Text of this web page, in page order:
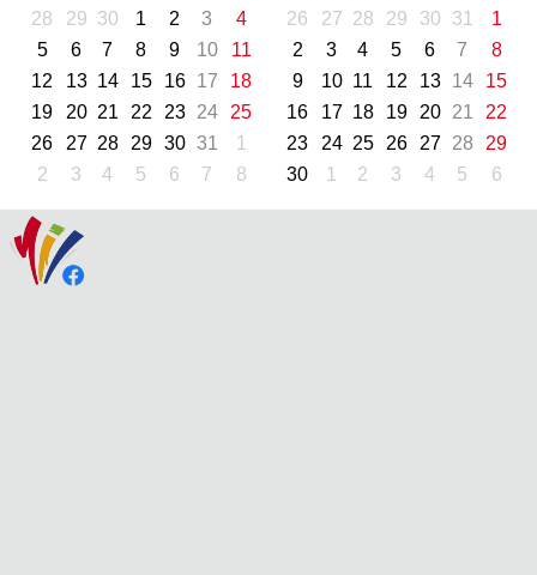
28
29 30 1 2 3
4
5
6 7 8 9 10
11
12
13 14 15 16 17
18
19
20 21 22 23 24
25
26
27 28 29 30 31
1
2
3 4 5 6 7 8
26
27 28 29 30 31
1
2
3 4 5 6 7
8
9
10 11 12 13 14
15
16
17 18 19 20 21
22
23
24 25 26 27 28
29
30
1 2 3 4 5 6